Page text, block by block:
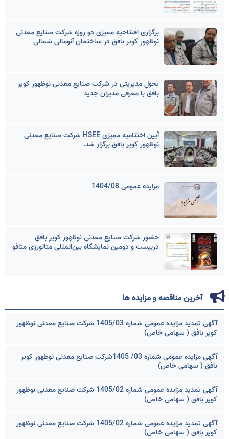
برگزاری افتتاحیه ممیزی دو روزه شرکت صنایع معدنی
نوظهور کویر بافق در ساختمان آنومالی شمالی
تحول مدیریتی در شرکت صنایع معدنی نوظهور کویر
بافق با معرفی مدیران جدید
آیین اختتامیه ممیزی HSEE شرکت صنایع معدنی
نوظهور کویر بافق برگزار شد.
مزایده عمومی 1404/08
حضور شرکت صنایع معدنی نوظهور کویر بافق
دربیست و دومین نمایشگاه بین‌المللی متالورژی متافو
آخرین مناقصه و مزایده ها
آگهی تمدید مزایده عمومی شماره 1405/03 شرکت صنایع معدنی نوظهور
کویر بافق ( سهامی خاص)
آگهی مزایده عمومی شماره 03/ 1405شرکت صنایع معدنی نوظهور کویر
بافق ( سهامی خاص)
آگهی تمدید مزایده عمومی شماره 1405/02 شرکت صنایع معدنی نوظهور
کویر بافق ( سهامی خاص)
آگهی تمدید مزایده عمومی شماره 1405/02 شرکت صنایع معدنی نوظهور
کویر بافق ( سهامی خاص)